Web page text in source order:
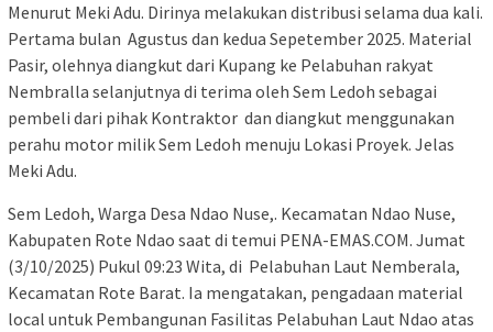
Menurut Meki Adu. Dirinya melakukan distribusi selama dua kali.
Pertama bulan Agustus dan kedua Sepetember 2025. Material
Pasir, olehnya diangkut dari Kupang ke Pelabuhan rakyat
Nembralla selanjutnya di terima oleh Sem Ledoh sebagai
pembeli dari pihak Kontraktor dan diangkut menggunakan
perahu motor milik Sem Ledoh menuju Lokasi Proyek. Jelas
Meki Adu.
Sem Ledoh, Warga Desa Ndao Nuse,. Kecamatan Ndao Nuse,
Kabupaten Rote Ndao saat di temui PENA-EMAS.COM. Jumat
(3/10/2025) Pukul 09:23 Wita, di Pelabuhan Laut Nemberala,
Kecamatan Rote Barat. Ia mengatakan, pengadaan material
local untuk Pembangunan Fasilitas Pelabuhan Laut Ndao atas